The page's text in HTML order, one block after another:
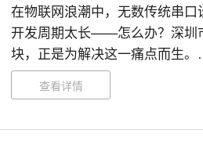
在物联网浪潮中，无数传统串口
开发周期太长——怎么办？深圳
块，正是为解决这一痛点而生。
查看详情